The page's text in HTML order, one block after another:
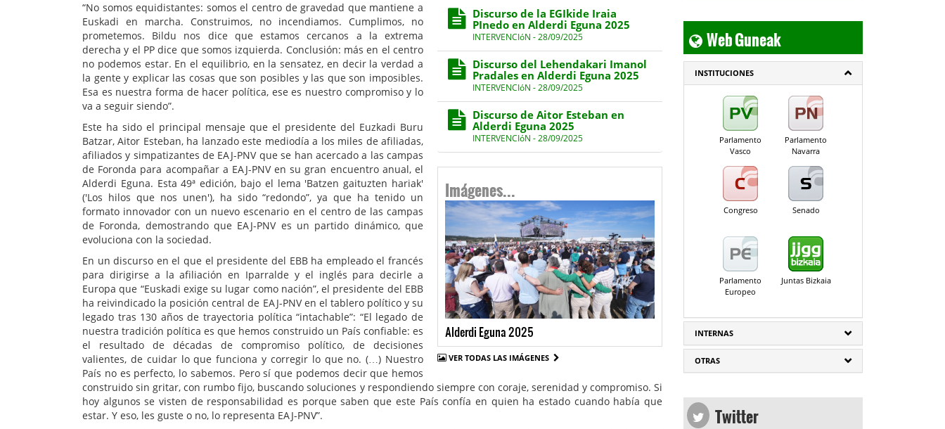
Discurso de la EGIkide Iraia
PInedo en Alderdi Eguna 2025
INTERVENCIóN - 28/09/2025
Discurso del Lehendakari Imanol
Pradales en Alderdi Eguna 2025
INTERVENCIóN - 28/09/2025
Discurso de Aitor Esteban en
Alderdi Eguna 2025
INTERVENCIóN - 28/09/2025
Imágenes...
Alderdi Eguna 2025
VER TODAS LAS IMÁGENES
“No somos equidistantes: somos el centro de gravedad que mantiene a
Euskadi en marcha. Construimos, no incendiamos. Cumplimos, no
prometemos. Bildu nos dice que estamos cercanos a la extrema
derecha y el PP dice que somos izquierda. Conclusión: más en el centro
no podemos estar. En el equilibrio, en la sensatez, en decir la verdad a
la gente y explicar las cosas que son posibles y las que son imposibles.
Esa es nuestra forma de hacer política, ese es nuestro compromiso y lo
va a seguir siendo”.
Este ha sido el principal mensaje que el presidente del Euzkadi Buru
Batzar, Aitor Esteban, ha lanzado este mediodía a los miles de afiliadas,
afiliados y simpatizantes de EAJ-PNV que se han acercado a las campas
de Foronda para acompañar a EAJ-PNV en su gran encuentro anual, el
Alderdi Eguna. Esta 49ª edición, bajo el lema 'Batzen gaituzten hariak'
('Los hilos que nos unen'), ha sido “redondo”, ya que ha tenido un
formato innovador con un nuevo escenario en el centro de las campas
de Foronda, demostrando que EAJ-PNV es un partido dinámico, que
evoluciona con la sociedad.
En un discurso en el que el presidente del EBB ha empleado el francés
para dirigirse a la afiliación en Iparralde y el inglés para decirle a
Europa que “Euskadi exige su lugar como nación”, el presidente del EBB
ha reivindicado la posición central de EAJ-PNV en el tablero político y su
legado tras 130 años de trayectoria política “intachable”: “El legado de
nuestra tradición política es que hemos construido un País confiable: es
el resultado de décadas de compromiso político, de decisiones
valientes, de cuidar lo que funciona y corregir lo que no. (…) Nuestro
País no es perfecto, lo sabemos. Pero sí que podemos decir que hemos
construido sin gritar, con rumbo fijo, buscando soluciones y respondiendo siempre con coraje, serenidad y compromiso. Si
hoy algunos se visten de responsabilidad es porque saben que este País confía en quien ha estado cuando había que
estar. Y eso, les guste o no, lo representa EAJ-PNV”.
Web Guneak
INSTITUCIONES
Parlamento
Vasco
Parlamento
Navarra
Congreso Senado
Parlamento
Europeo
Juntas Bizkaia
INTERNAS
OTRAS
Twitter